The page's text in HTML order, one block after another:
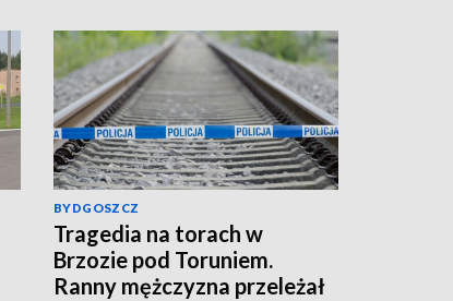
BYDGOSZCZ
Tragedia na torach w
Brzozie pod Toruniem.
Ranny mężczyzna przeleżał